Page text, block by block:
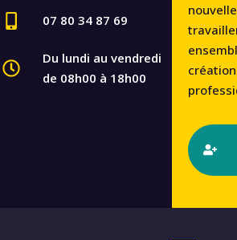
07 80 34 87 69
Du lundi au vendredi
de 08h00 à 18h00